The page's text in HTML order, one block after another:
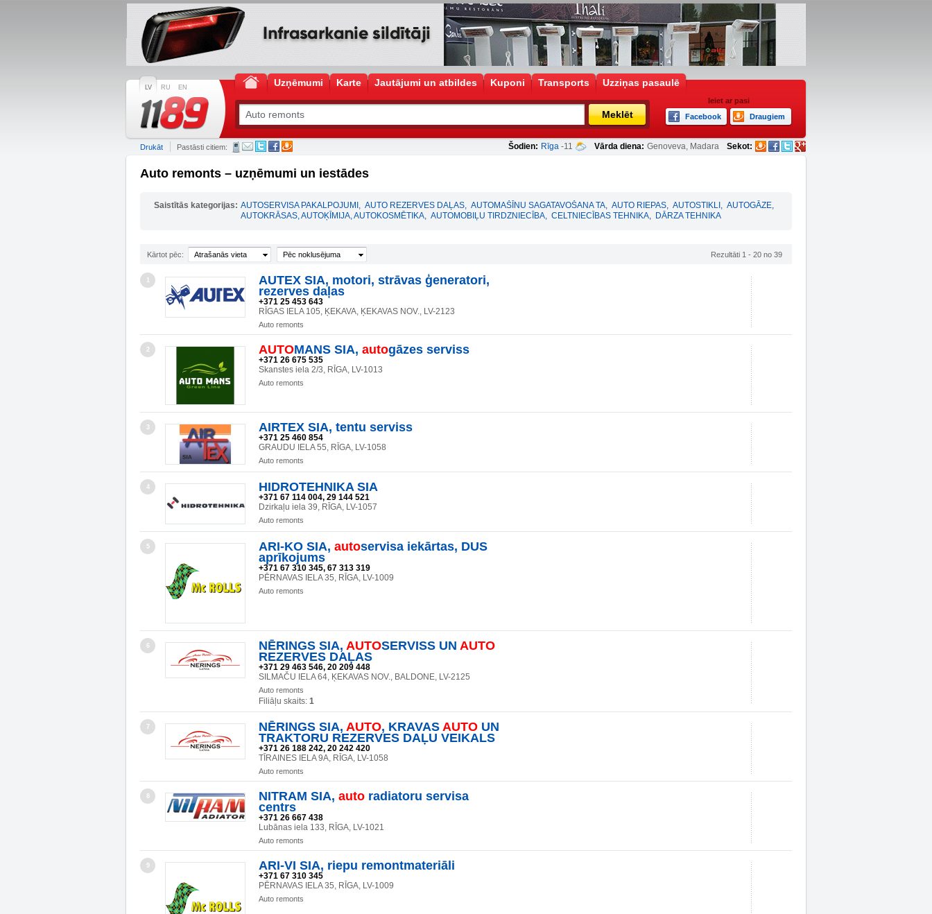
LV RU EN Uzņēmumi Karte Jautājumi un atbildes Kuponi Transports Uzziņas pasaulē
Meklēt
Ieiet ar pasi
Facebook
Draugiem
Šodien: Rīga -11 Vārda diena: Genoveva, Madara Sekot:
Drukāt Pastāsti citiem:
Auto remonts – uzņēmumi un iestādes
Saistītās kategorijas: AUTOSERVISA PAKALPOJUMI , AUTO REZERVES DAĻAS, AUTOMAŠĪNU SAGATAVOŠANA TA, AUTO RIEPAS, AUTOSTIKLI , AUTOGĀZE,
AUTOKRĀSAS, AUTOĶĪMIJA, AUTOKOSMĒTIKA, AUTOMOBIĻU TIRDZNIECĪBA, CELTNIECĪBAS TEHNIKA, DĀRZA TEHNIKA
Kārtot pēc: Atrašanās vieta Pēc noklusējuma Rezultāti 1 - 20 no 39
1
AUTEX SIA, motori, strāvas ģeneratori,
rezerves daļas
+371 25 453 643
RĪGAS IELA 105, ĶEKAVA, ĶEKAVAS NOV., LV-2123
Auto remonts
2 AUTOMANS SIA, autogāzes serviss
+371 26 675 535
Skanstes iela 2/3, RĪGA, LV-1013
Auto remonts
3 AIRTEX SIA, tentu serviss
+371 25 460 854
GRAUDU IELA 55, RĪGA, LV-1058
Auto remonts
4 HIDROTEHNIKA SIA
+371 67 114 004, 29 144 521
Dzirkaļu iela 39, RĪGA, LV-1057
Auto remonts
5 ARI-KO SIA, autoservisa iekārtas, DUS
aprīkojums
+371 67 310 345, 67 313 319
PĒRNAVAS IELA 35, RĪGA, LV-1009
Auto remonts
6 NĒRINGS SIA, AUTOSERVISS UN AUTO
REZERVES DAĻAS
+371 29 463 546, 20 209 448
SILMAČU IELA 64, ĶEKAVAS NOV., BALDONE, LV-2125
Auto remonts
Filiāļu skaits: 1
7 NĒRINGS SIA, AUTO, KRAVAS AUTO UN
TRAKTORU REZERVES DAĻU VEIKALS
+371 26 188 242, 20 242 420
TĪRAINES IELA 9A, RĪGA, LV-1058
Auto remonts
8 NITRAM SIA, auto radiatoru servisa
centrs
+371 26 667 438
Lubānas iela 133, RĪGA, LV-1021
Auto remonts
9 ARI-VI SIA, riepu remontmateriāli
+371 67 310 345
PĒRNAVAS IELA 35, RĪGA, LV-1009
Auto remonts